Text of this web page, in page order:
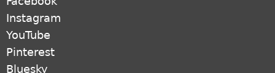
Facebook
Instagram
YouTube
Pinterest